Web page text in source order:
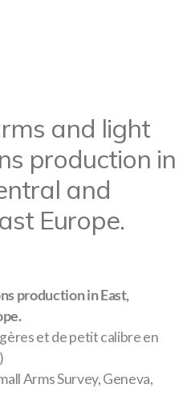
and light
production in
and
Europe.
production in East,
et de petit calibre en
Arms Survey, Geneva,